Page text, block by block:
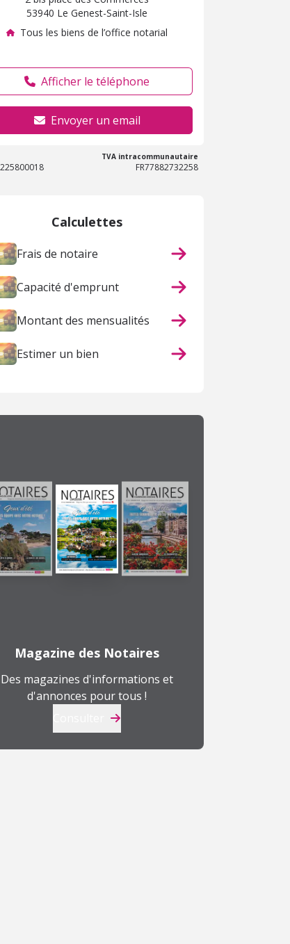
53940 Le Genest-Saint-Isle
Tous les biens de l’office notarial
Afficher le téléphone
Envoyer un email
TVA intracommunautaire
FR77882732258
Calculettes
Frais de notaire
Capacité d'emprunt
Montant des mensualités
Estimer un bien
Magazine des Notaires
Des magazines d'informations et
d'annonces pour tous !